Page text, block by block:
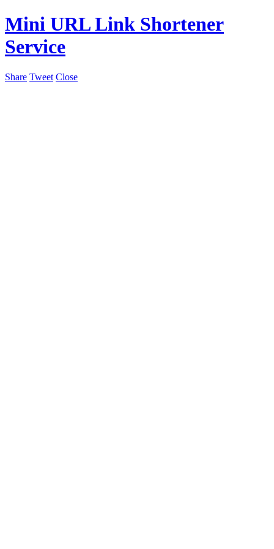
Mini URL Link Shortener
Service
Share Tweet Close